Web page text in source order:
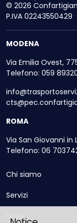
© 2026
P.IVA 02243550429
MODENA
Via Emilia Ovest,
Telefono: 059
ROMA
Via San Giovanni in
Telefono: 06
Chi siamo
Servizi
News